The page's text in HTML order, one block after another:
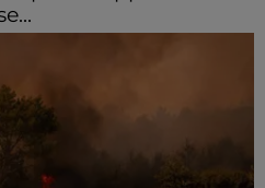
sur les sites
de Gommerville